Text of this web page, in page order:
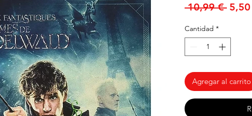
10,99 €
Cantidad *
Agregar al carrito